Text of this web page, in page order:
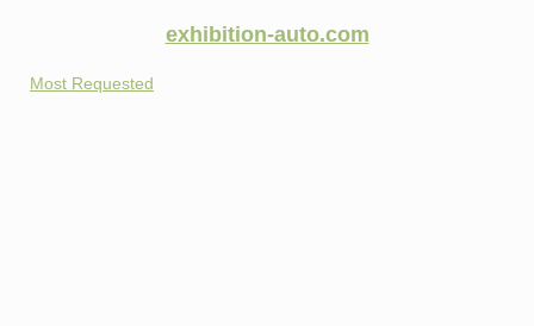
exhibition-auto.com
Most Requested